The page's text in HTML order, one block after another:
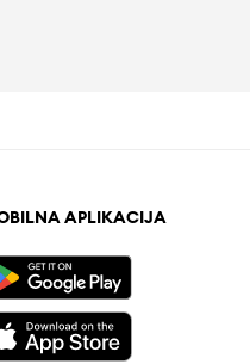
APLIKACIJA